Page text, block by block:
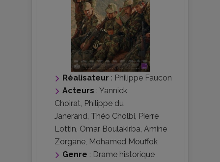
Réalisateur : Philippe Faucon
Acteurs : Yannick
Choirat, Philippe du
Janerand, Théo Cholbi, Pierre
Lottin, Omar Boulakirba, Amine
Zorgane, Mohamed Mouffok
Genre : Drame historique